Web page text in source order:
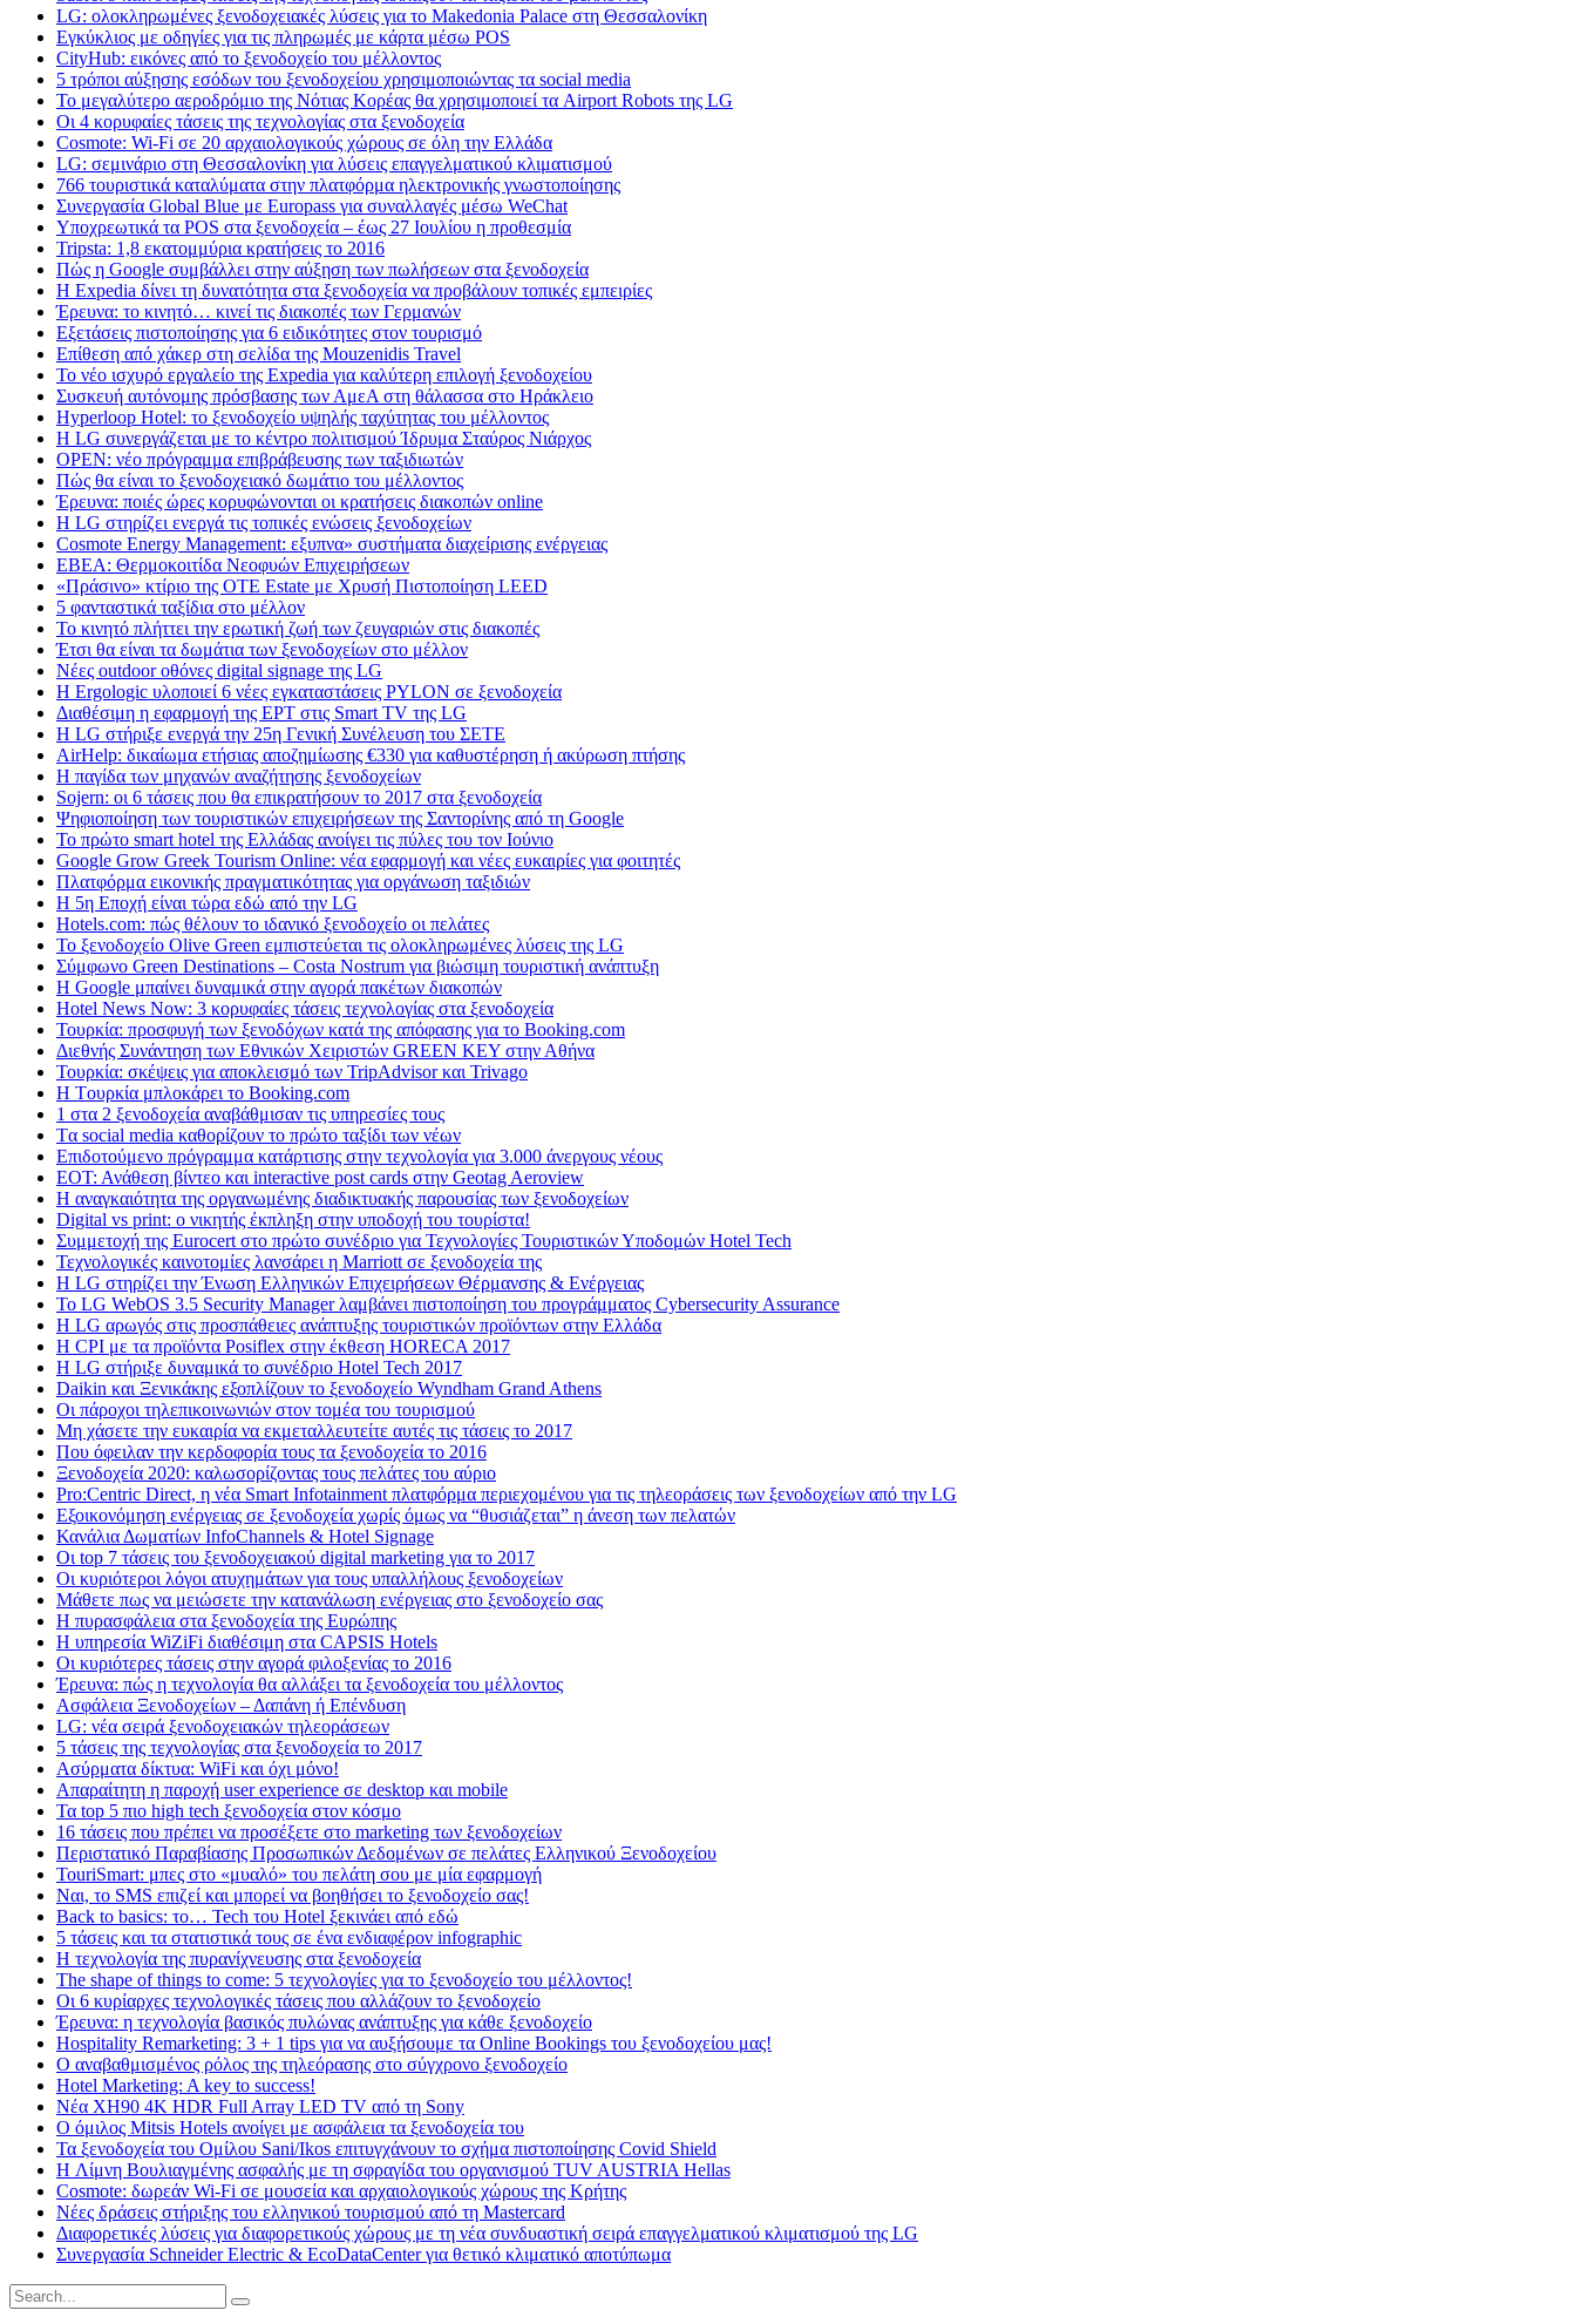
LG: ολοκληρωμένες ξενοδοχειακές λύσεις για τo Makedonia Palace στη Θεσσαλονίκη
Εγκύκλιος με οδηγίες για τις πληρωμές με κάρτα μέσω POS
CityHub: εικόνες από το ξενοδοχείο του μέλλοντος
5 τρόποι αύξησης εσόδων του ξενοδοχείου χρησιμοποιώντας τα social media
Το μεγαλύτερο αεροδρόμιο της Νότιας Κορέας θα χρησιμοποιεί τα Airport Robots της LG
Οι 4 κορυφαίες τάσεις της τεχνολογίας στα ξενοδοχεία
Cosmote: Wi-Fi σε 20 αρχαιολογικούς χώρους σε όλη την Ελλάδα
LG: σεμινάριο στη Θεσσαλονίκη για λύσεις επαγγελματικού κλιματισμού
766 τουριστικά καταλύματα στην πλατφόρμα ηλεκτρονικής γνωστοποίησης
Συνεργασία Global Blue με Europass για συναλλαγές μέσω WeChat
Υποχρεωτικά τα POS στα ξενοδοχεία – έως 27 Ιουλίου η προθεσμία
Tripsta: 1,8 εκατομμύρια κρατήσεις το 2016
Πώς η Google συμβάλλει στην αύξηση των πωλήσεων στα ξενοδοχεία
Η Expedia δίνει τη δυνατότητα στα ξενοδοχεία να προβάλουν τοπικές εμπειρίες
Έρευνα: το κινητό… κινεί τις διακοπές των Γερμανών
Εξετάσεις πιστοποίησης για 6 ειδικότητες στον τουρισμό
Επίθεση από χάκερ στη σελίδα της Mouzenidis Travel
Το νέο ισχυρό εργαλείο της Expedia για καλύτερη επιλογή ξενοδοχείου
Συσκευή αυτόνομης πρόσβασης των ΑμεΑ στη θάλασσα στο Ηράκλειο
Hyperloop Hotel: το ξενοδοχείο υψηλής ταχύτητας του μέλλοντος
Η LG συνεργάζεται με το κέντρο πολιτισμού Ίδρυμα Σταύρος Νιάρχος
OPEN: νέο πρόγραμμα επιβράβευσης των ταξιδιωτών
Πώς θα είναι το ξενοδοχειακό δωμάτιο του μέλλοντος
Έρευνα: ποιές ώρες κορυφώνονται οι κρατήσεις διακοπών online
Η LG στηρίζει ενεργά τις τοπικές ενώσεις ξενοδοχείων
Cosmote Energy Management: εξυπνα» συστήματα διαχείρισης ενέργειας
ΕΒΕΑ: Θερμοκοιτίδα Νεοφυών Επιχειρήσεων
«Πράσινο» κτίριο της OTE Estate με Χρυσή Πιστοποίηση LEED
5 φανταστικά ταξίδια στο μέλλον
Το κινητό πλήττει την ερωτική ζωή των ζευγαριών στις διακοπές
Έτσι θα είναι τα δωμάτια των ξενοδοχείων στο μέλλον
Nέες outdoor οθόνες digital signage της LG
Η Ergologic υλοποιεί 6 νέες εγκαταστάσεις PYLON σε ξενοδοχεία
Διαθέσιμη η εφαρμογή της ΕΡΤ στις Smart TV της LG
Η LG στήριξε ενεργά την 25η Γενική Συνέλευση του ΣΕΤΕ
AirHelp: δικαίωμα ετήσιας αποζημίωσης €330 για καθυστέρηση ή ακύρωση πτήσης
Η παγίδα των μηχανών αναζήτησης ξενοδοχείων
Sojern: οι 6 τάσεις που θα επικρατήσουν το 2017 στα ξενοδοχεία
Ψηφιοποίηση των τουριστικών επιχειρήσεων της Σαντορίνης από τη Google
Το πρώτο smart hotel της Ελλάδας ανοίγει τις πύλες του τον Ιούνιο
Google Grow Greek Tourism Online: νέα εφαρμογή και νέες ευκαιρίες για φοιτητές
Πλατφόρμα εικονικής πραγματικότητας για οργάνωση ταξιδιών
Η 5η Εποχή είναι τώρα εδώ από την LG
Hotels.com: πώς θέλουν το ιδανικό ξενοδοχείο οι πελάτες
To ξενοδοχείο Olive Green εμπιστεύεται τις ολοκληρωμένες λύσεις της LG
Σύμφωνο Green Destinations – Costa Nostrum για βιώσιμη τουριστική ανάπτυξη
H Google μπαίνει δυναμικά στην αγορά πακέτων διακοπών
Hotel News Now: 3 κορυφαίες τάσεις τεχνολογίας στα ξενοδοχεία
Τουρκία: προσφυγή των ξενοδόχων κατά της απόφασης για το Booking.com
Διεθνής Συνάντηση των Εθνικών Χειριστών GREEN KEY στην Αθήνα
Τουρκία: σκέψεις για αποκλεισμό των TripAdvisor και Trivago
H Tουρκία μπλοκάρει το Booking.com
1 στα 2 ξενοδοχεία αναβάθμισαν τις υπηρεσίες τους
Tα social media καθορίζουν το πρώτο ταξίδι των νέων
Επιδοτούμενο πρόγραμμα κατάρτισης στην τεχνολογία για 3.000 άνεργους νέους
ΕΟΤ: Ανάθεση βίντεο και interactive post cards στην Geotag Aeroview
Η αναγκαιότητα της οργανωμένης διαδικτυακής παρουσίας των ξενοδοχείων
Digital vs print: ο νικητής έκπληξη στην υποδοχή του τουρίστα!
Συμμετοχή της Eurocert στο πρώτο συνέδριο για Τεχνολογίες Τουριστικών Υποδομών Hotel Tech
Τεχνολογικές καινοτομίες λανσάρει η Marriott σε ξενοδοχεία της
H LG στηρίζει την Ένωση Ελληνικών Επιχειρήσεων Θέρμανσης & Ενέργειας
Το LG WebOS 3.5 Security Manager λαμβάνει πιστοποίηση του προγράμματος Cybersecurity Assurance
Η LG αρωγός στις προσπάθειες ανάπτυξης τουριστικών προϊόντων στην Ελλάδα
Η CPI με τα προϊόντα Posiflex στην έκθεση HORECA 2017
H LG στήριξε δυναμικά το συνέδριο Hotel Tech 2017
Daikin και Ξενικάκης εξοπλίζουν το ξενοδοχείο Wyndham Grand Athens
Οι πάροχοι τηλεπικοινωνιών στον τομέα του τουρισμού
Μη χάσετε την ευκαιρία να εκμεταλλευτείτε αυτές τις τάσεις το 2017
Που όφειλαν την κερδοφορία τους τα ξενοδοχεία το 2016
Ξενοδοχεία 2020: καλωσορίζοντας τους πελάτες του αύριο
Pro:Centric Direct, η νέα Smart Infotainment πλατφόρμα περιεχομένου για τις τηλεοράσεις των ξενοδοχείων από την LG
Εξοικονόμηση ενέργειας σε ξενοδοχεία χωρίς όμως να “θυσιάζεται” η άνεση των πελατών
Κανάλια Δωματίων InfoChannels & Hotel Signage
Οι top 7 τάσεις του ξενοδοχειακού digital marketing για το 2017
Οι κυριότεροι λόγοι ατυχημάτων για τους υπαλλήλους ξενοδοχείων
Μάθετε πως να μειώσετε την κατανάλωση ενέργειας στο ξενοδοχείο σας
Η πυρασφάλεια στα ξενοδοχεία της Ευρώπης
Η υπηρεσία WiZiFi διαθέσιμη στα CAPSIS Hotels
Οι κυριότερες τάσεις στην αγορά φιλοξενίας το 2016
Έρευνα: πώς η τεχνολογία θα αλλάξει τα ξενοδοχεία του μέλλοντος
Ασφάλεια Ξενοδοχείων – Δαπάνη ή Επένδυση
LG: νέα σειρά ξενοδοχειακών τηλεοράσεων
5 τάσεις της τεχνολογίας στα ξενοδοχεία το 2017
Ασύρματα δίκτυα: WiFi και όχι μόνο!
Απαραίτητη η παροχή user experience σε desktop και mobile
Τα top 5 πιο high tech ξενοδοχεία στον κόσμο
16 τάσεις που πρέπει να προσέξετε στο marketing των ξενοδοχείων
Περιστατικό Παραβίασης Προσωπικών Δεδομένων σε πελάτες Ελληνικού Ξενοδοχείου
TouriSmart: μπες στο «μυαλό» του πελάτη σου με μία εφαρμογή
Ναι, το SMS επιζεί και μπορεί να βοηθήσει το ξενοδοχείο σας!
Back to basics: το… Tech του Hotel ξεκινάει από εδώ
5 τάσεις και τα στατιστικά τους σε ένα ενδιαφέρον infographic
Η τεχνολογία της πυρανίχνευσης στα ξενοδοχεία
The shape of things to come: 5 τεχνολογίες για το ξενοδοχείο του μέλλοντος!
Οι 6 κυρίαρχες τεχνολογικές τάσεις που αλλάζουν το ξενοδοχείο
Έρευνα: η τεχνολογία βασικός πυλώνας ανάπτυξης για κάθε ξενοδοχείο
Hospitality Remarketing: 3 + 1 tips για να αυξήσουμε τα Online Bookings του ξενοδοχείου μας!
Ο αναβαθμισμένος ρόλος της τηλεόρασης στο σύγχρονο ξενοδοχείο
Hotel Marketing: A key to success!
Νέα XH90 4K HDR Full Array LED TV από τη Sony
Ο όμιλος Mitsis Hotels ανοίγει με ασφάλεια τα ξενοδοχεία του
Τα ξενοδοχεία του Ομίλου Sani/Ikos επιτυγχάνουν το σχήμα πιστοποίησης Covid Shield
H Λίμνη Βουλιαγμένης ασφαλής με τη σφραγίδα του οργανισμού TUV AUSTRIA Hellas
Cosmote: δωρεάν Wi-Fi σε μουσεία και αρχαιολογικούς χώρους της Κρήτης
Νέες δράσεις στήριξης του ελληνικού τουρισμού από τη Mastercard
Διαφορετικές λύσεις για διαφορετικούς χώρους με τη νέα συνδυαστική σειρά επαγγελματικού κλιματισμού της LG
Συνεργασία Schneider Electric & EcoDataCenter για θετικό κλιματικό αποτύπωμα